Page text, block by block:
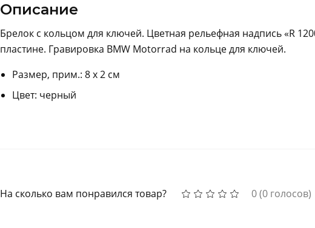
Описание
Брелок с кольцом для ключей. Цветная рельефная надпись «R
пластине. Гравировка BMW Motorrad на кольце для ключей.
Размер, прим.: 8 х 2 см
Цвет: черный
На сколько вам понравился товар? 0(0 голосов)